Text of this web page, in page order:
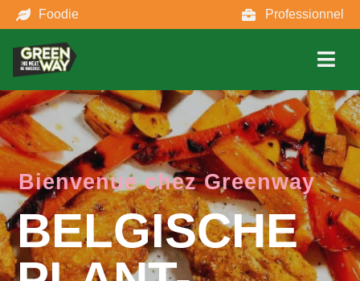
Foodie Professionnel
Bienvenue chez Greenway
NO MEAT